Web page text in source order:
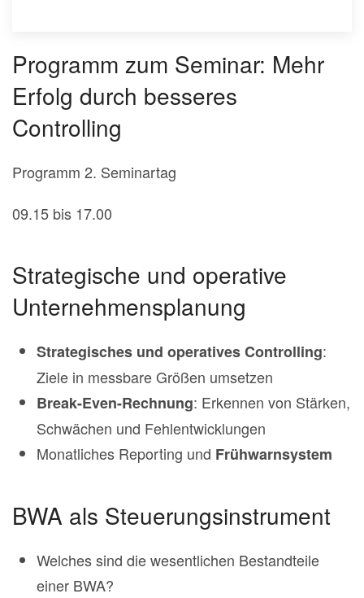
Programm zum Seminar: Mehr
Erfolg durch besseres
Controlling
Programm 2. Seminartag
09.15 bis 17.00
Strategische und operative
Unternehmensplanung
Strategisches und operatives Controlling:
Ziele in messbare Größen umsetzen
Break-Even-Rechnung: Erkennen von Stärken,
Schwächen und Fehlentwicklungen
Monatliches Reporting und Frühwarnsystem
BWA als Steuerungsinstrument
Welches sind die wesentlichen Bestandteile
einer BWA?